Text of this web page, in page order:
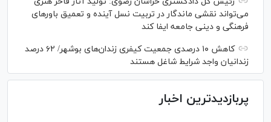
می‌تواند نقشی ماندگار در تربیت نسل آینده و تعمیق باور‌های
فرهنگی و دینی جامعه ایفا کند
کاهش ۱۰ درصدی جمعیت کیفری زندان‌های بوشهر/ ۶۲ درصد
زندانیان واجد شرایط شاغل هستند
پربازدیدترین اخبار